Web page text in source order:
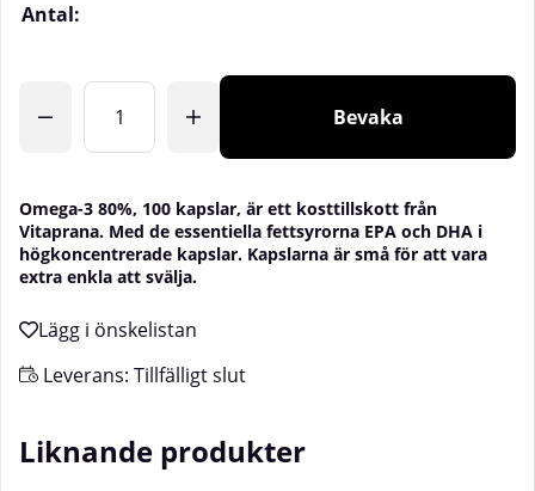
Antal:
Bevaka
Omega-3 80%, 100 kapslar, är ett kosttillskott från
Vitaprana. Med de essentiella fettsyrorna EPA och DHA i
högkoncentrerade kapslar. Kapslarna är små för att vara
extra enkla att svälja.
Leverans: Tillfälligt slut
Liknande produkter